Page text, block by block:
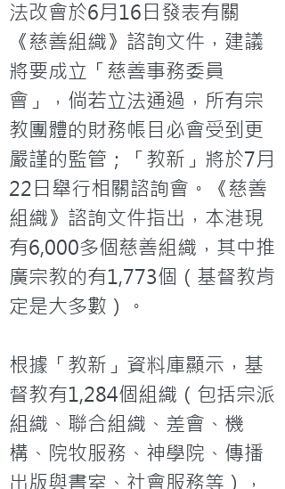
法改會於6月16日發表有關
《慈善組織》諮詢文件，建議
將要成立「慈善事務委員
會」，倘若立法通過，所有宗
教團體的財務帳目必會受到更
嚴謹的監管；「教新」將於7月
22日舉行相關諮詢會。《慈善
組織》諮詢文件指出，本港現
有6,000多個慈善組織，其中推
廣宗教的有1,773個（基督教肯
定是大多數）。
根據「教新」資料庫顯示，基
督教有1,284個組織（包括宗派
組織、聯合組織、差會、機
構、院牧服務、神學院、傳播
出版與書室、社會服務等），